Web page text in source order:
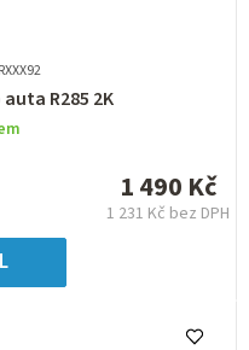
R285 2K
1 490 Kč
1 231 Kč bez DPH